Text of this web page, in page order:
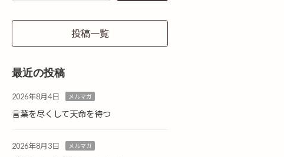
投稿一覧
最近の投稿
2026年8月4日 メルマガ
言葉を尽くして天命を待つ
2026年8月3日 メルマガ